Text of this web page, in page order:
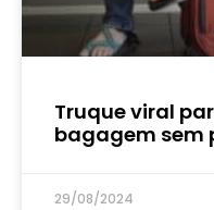
Truque viral
bagagem sem
29/08/2024